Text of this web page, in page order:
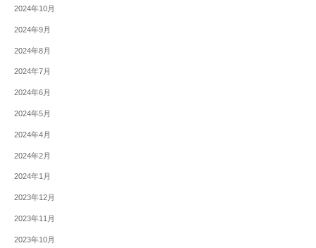
2024年10月
2024年9月
2024年8月
2024年7月
2024年6月
2024年5月
2024年4月
2024年2月
2024年1月
2023年12月
2023年11月
2023年10月